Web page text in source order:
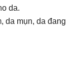
da.
da mụn, da đang